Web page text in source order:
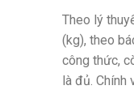
Theo lý
(kg), theo
công thức,
là đủ.